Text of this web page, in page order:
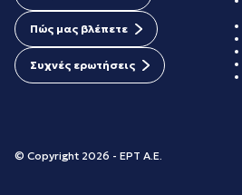
Πώς μας βλέπετε
Συχνές ερωτήσεις
© Copyright 2026 - ΕΡΤ Α.Ε.